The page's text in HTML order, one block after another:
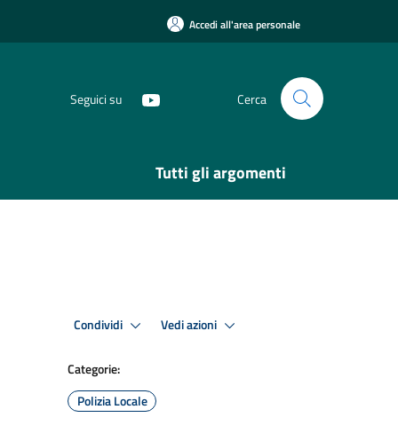
Accedi all'area personale
Seguici su Cerca
Tutti gli argomenti
Condividi Vedi azioni
Categorie:
Polizia Locale